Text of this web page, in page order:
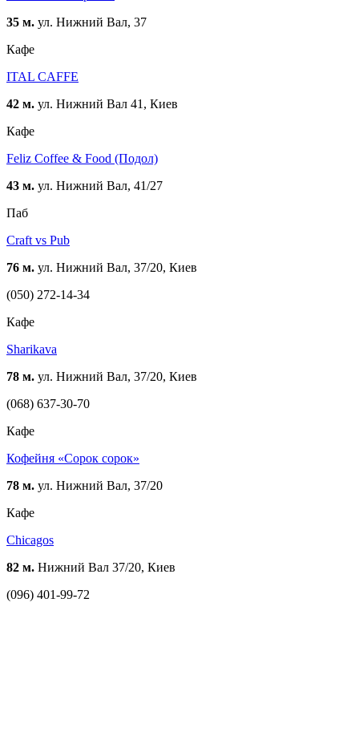
35 м. ул. Нижний Вал, 37
Кафе
ITAL CAFFE
42 м. ул. Нижний Вал 41, Киев
Кафе
Feliz Coffee & Food (Подол)
43 м. ул. Нижний Вал, 41/27
Паб
Craft vs Pub
76 м. ул. Нижний Вал, 37/20, Киев
(050) 272-14-34
Кафе
Sharikava
78 м. ул. Нижний Вал, 37/20, Киев
(068) 637-30-70
Кафе
Кофейня «Сорок сорок»
78 м. ул. Нижний Вал, 37/20
Кафе
Chicagos
82 м. Нижний Вал 37/20, Киев
(096) 401-99-72